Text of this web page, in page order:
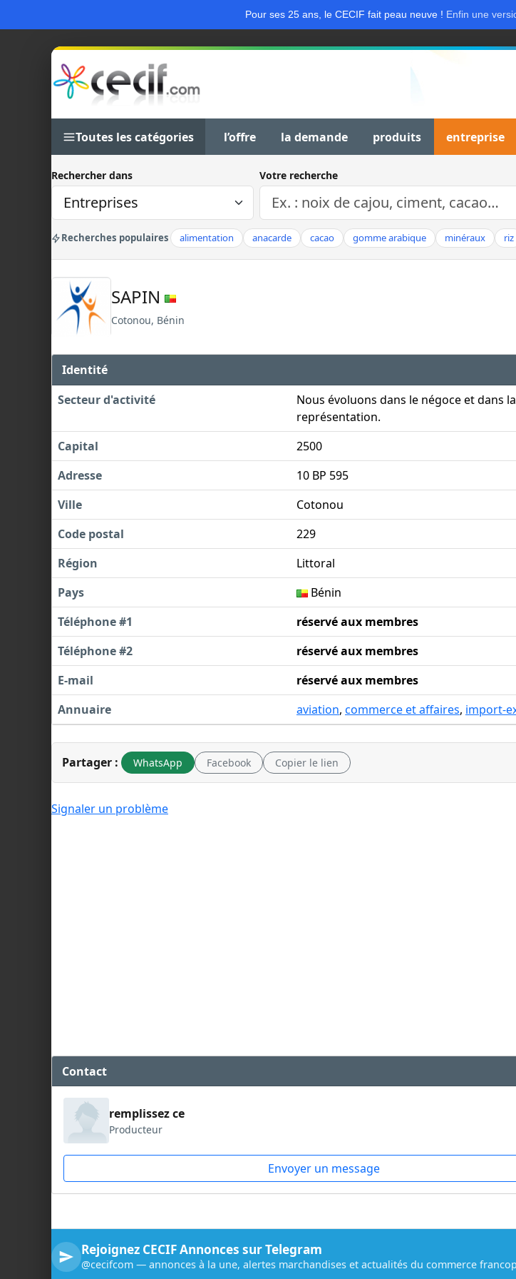
Pour ses 25 ans, le CECIF fait peau neuve ! Enfin une
Toutes les catégories l’offre la demande produits entreprise
Rechercher dans Votre recherche
Recherches populaires alimentation anacarde cacao gomme arabique minéraux riz
SAPIN
Cotonou, Bénin
Identité
Secteur d'activité
Nous évoluons dans le négoce et dans la
représentation.
Capital
2500
Adresse
10 BP 595
Ville
Cotonou
Code postal
229
Région
Littoral
Pays
Bénin
Téléphone #1
réservé aux membres
Téléphone #2
réservé aux membres
E-mail
réservé aux membres
Annuaire
aviation, commerce et affaires, import-
Partager : WhatsApp Facebook Copier le lien
Signaler un problème
Contact
remplissez ce
Producteur
Envoyer un message
Rejoignez CECIF Annonces sur Telegram
@cecifcom — annonces à la une, alertes marchandises et actualités du commerce